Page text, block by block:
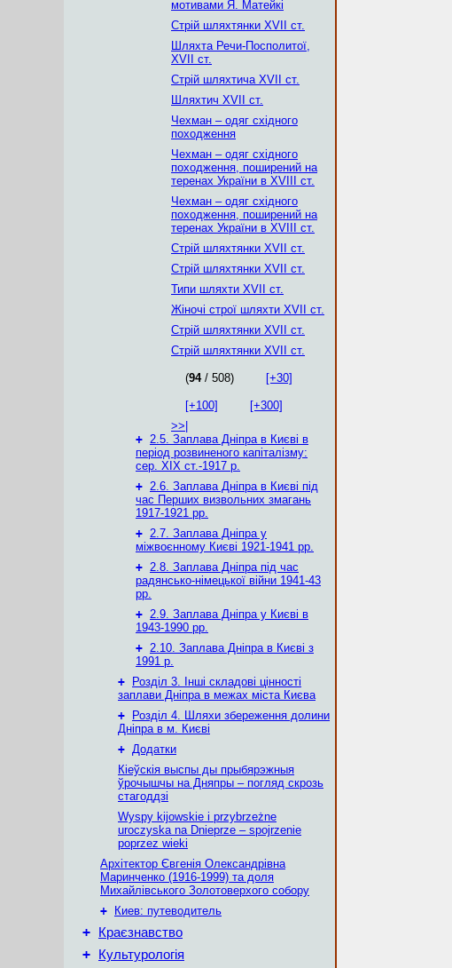
мотивами Я. Матейкі
Стрій шляхтянки XVII ст.
Шляхта Речи-Посполитої,
XVII ст.
Стрій шляхтича XVII ст.
Шляхтич XVII ст.
Чехман – одяг східного
походження
Чехман – одяг східного
походження, поширений на
теренах України в XVIII ст.
Чехман – одяг східного
походження, поширений на
теренах України в XVIII ст.
Стрій шляхтянки XVII ст.
Стрій шляхтянки XVII ст.
Типи шляхти XVII ст.
Жіночі строї шляхти XVII ст.
Стрій шляхтянки XVII ст.
Стрій шляхтянки XVII ст.
(94/ 508) [+30]
[+100]
[+300]
>>|
+ 2.5. Заплава Дніпра в Києві в
період розвиненого капіталізму:
сер. ХІХ ст.-1917 р.
+ 2.6. Заплава Дніпра в Києві під
час Перших визвольних змагань
1917-1921 рр.
+ 2.7. Заплава Дніпра у
міжвоєнному Києві 1921-1941 рр.
+ 2.8. Заплава Дніпра під час
радянсько-німецької війни 1941-43
рр.
+ 2.9. Заплава Дніпра у Києві в
1943-1990 рр.
+ 2.10. Заплава Дніпра в Києві з
1991 р.
+
Розділ 3. Інші складові цінності
заплави Дніпра в межах міста Києва
+
Розділ 4. Шляхи збереження долини
Дніпра в м. Києві
+ Додатки
Кіеўскія выспы ды прыбярэжныя
ўрочышчы на Дняпры – погляд скрозь
стагоддзі
Wyspy kijowskie i przybrzeżne
uroczyska na Dnieprze – spojrzenie
poprzez wieki
Архітектор Євгенія Олександрівна
Маринченко (1916-1999) та доля
Михайлівського Золотоверхого собору
+
Киев: путеводитель
+ Краєзнавство
+ Культурологія